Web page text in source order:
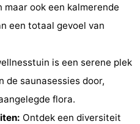
ook een kalmerende
een totaal gevoel van
is een serene plek
de saunasessies door,
flora.
Ontdek een diversiteit